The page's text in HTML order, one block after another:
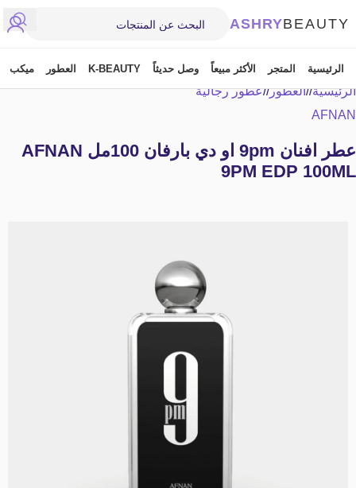
ASHRYBEAUTY
الرئيسية المتجر الأكثر مبيعاً وصل حديثاً K-BEAUTY العطور ميكب
الرئيسية/ العطور/ عطور رجالية
AFNAN
عطر افنان 9pm او دي بارفان 100مل AFNAN
9PM EDP 100ML